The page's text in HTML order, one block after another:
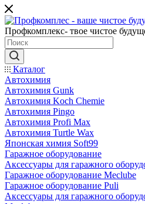
Профкомплекс- твое чистое
Каталог
Автохимия
Автохимия Gunk
Автохимия Koch Chemie
Автохимия Pingo
Автохимия Profi Max
Автохимия Turtle Wax
Японская химия Soft99
Гаражное оборудование
Аксессуары для гаражного
Гаражное оборудование Meclube
Гаражное оборудование Puli
Аксессуары для гаражного